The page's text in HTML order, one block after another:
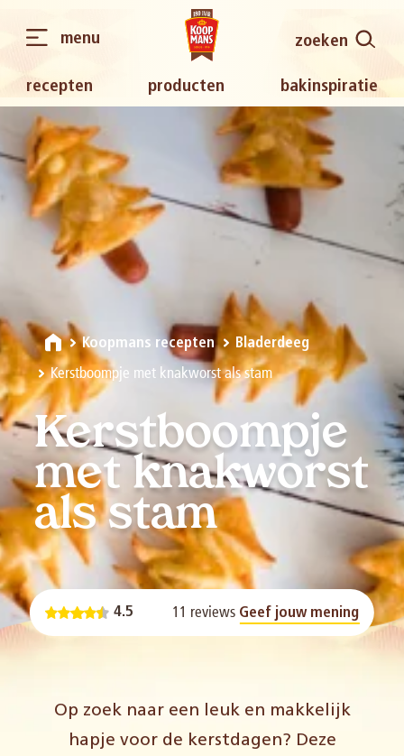
recepten producten bakinspiratie
zoeken
menu
Koopmans recepten Bladerdeeg
Kerstboompje met knakworst als stam
Kerstboompje
met knakworst
als stam
4.5 11 reviews Geef jouw mening
Op zoek naar een leuk en makkelijk
hapje voor de kerstdagen? Deze